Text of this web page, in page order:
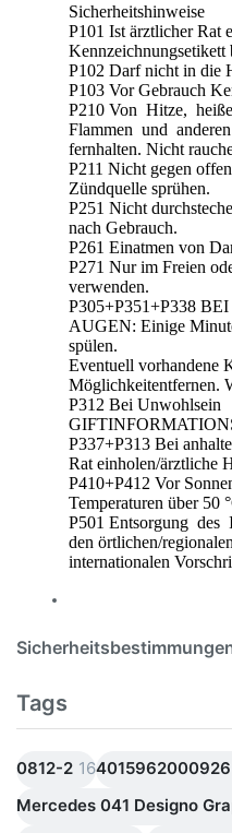
Sicherheitshinweise
P101 Ist ärztlicher Rat
Kennzeichnungsetikett
P102 Darf nicht in die
P103 Vor Gebrauch
P210 Von Hitze,
Flammen und
fernhalten. Nicht
P211 Nicht gegen
Zündquelle sprühen.
P251 Nicht
nach Gebrauch.
P261 Einatmen von
P271 Nur im Freien
verwenden.
P305+P351+P338
AUGEN: Einige
spülen.
Eventuell vorhandene
Möglichkeitentfernen.
P312 Bei Unwohlsein
P337+P313 Bei
Rat einholen/ärztliche
P410+P412 Vor
Temperaturen über 50
P501 Entsorgung des
den örtlichen/
internationalen
Tags
0812-2 164015962000926
Mercedes 041 Designo